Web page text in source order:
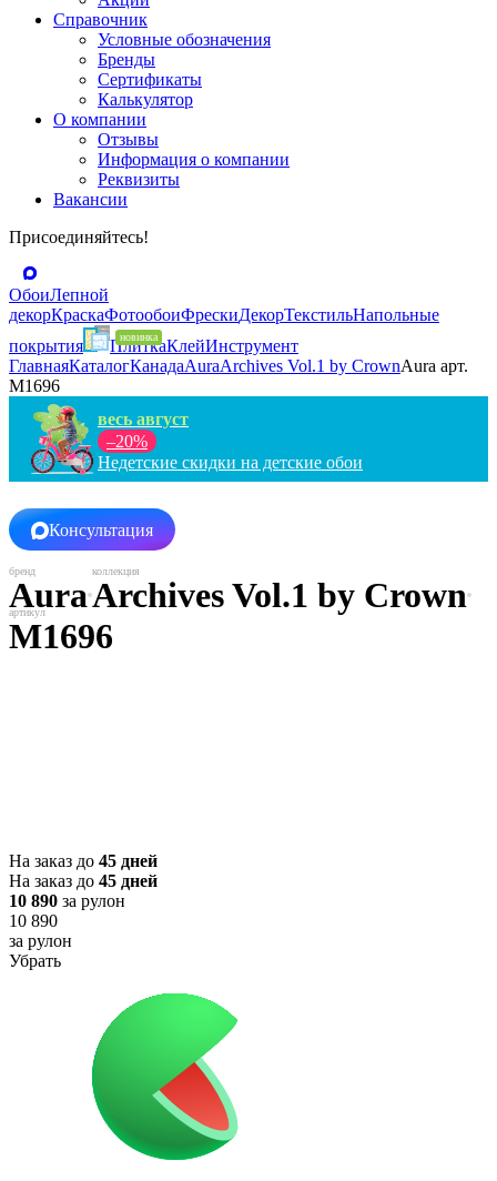
Справочник
Условные обозначения
Бренды
Сертификаты
Калькулятор
О компании
Отзывы
Информация о компании
Реквизиты
Вакансии
Присоединяйтесь!
ОбоиЛепной
декорКраскаФотообоиФрескиДекорТекстильНапольные
покрытия
ПлиткаКлейИнструмент
ГлавнаяКаталогКанадаAuraArchives Vol.1 by CrownAura арт.
M1696
весь август
–20%
Недетские скидки на детские обои
Консультация
AuraArchives Vol.1 by Crown
M1696
На заказ до 45 дней
На заказ до 45 дней
10 890 за рулон
10 890
за рулон
Убрать